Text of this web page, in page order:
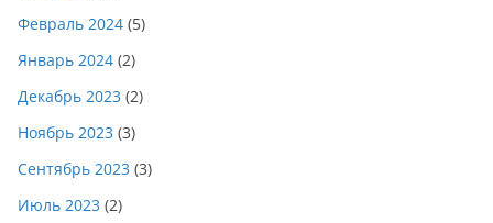
Февраль 2024 (5)
Январь 2024 (2)
Декабрь 2023 (2)
Ноябрь 2023 (3)
Сентябрь 2023 (3)
Июль 2023 (2)